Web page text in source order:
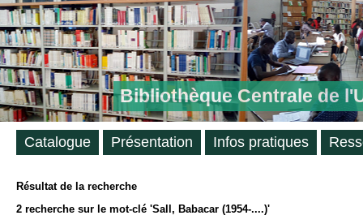
Bibliothèque Centrale de
Résultat de la recherche
2 recherche sur le mot-clé 'Sall, Babacar (1954-....)'
Catalogue Présentation Infos pratiques